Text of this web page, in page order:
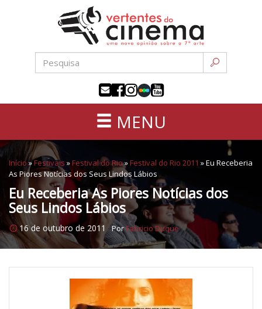
conteúdo
sétima
MENU
Início»Festivais »Festival do Rio»Festival do Rio 2011 »Eu Receberia
As Piores Notícias dos Seus Lindos Lábios
Eu Receberia As Piores Notícias dos
Seus Lindos Lábios
16 de outubro de 2011 PorFabricio Duque